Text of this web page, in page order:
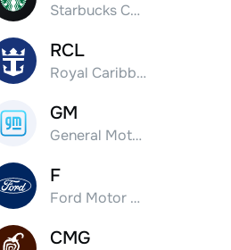
Starbucks Corp
RCL
Royal Caribbean Group
GM
General Motors Company
F
Ford Motor Company
CMG